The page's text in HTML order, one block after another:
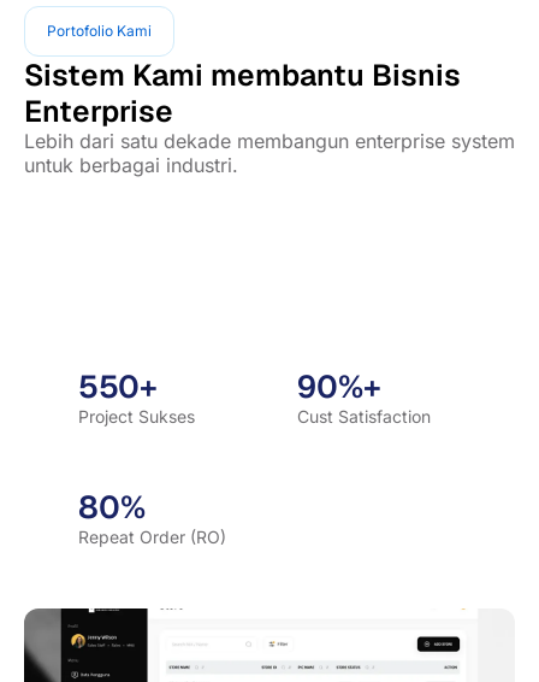
Portofolio Kami
Sistem Kami membantu Bisnis
Enterprise
Lebih dari satu dekade membangun enterprise system
untuk berbagai industri.
550+
Project Sukses
90%+
Cust Satisfaction
80%
Repeat Order (RO)